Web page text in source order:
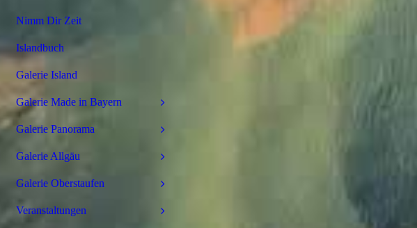
Nimm Dir Zeit
Islandbuch
Galerie Island
Galerie Made in Bayern
Galerie Panorama
Galerie Allgäu
Galerie Oberstaufen
Veranstaltungen